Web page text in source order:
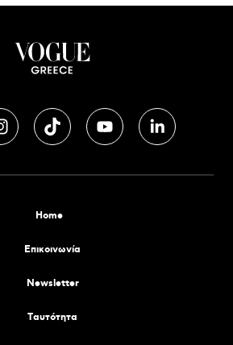
Home
Επικοινωνία
Newsletter
Tαυτότητα